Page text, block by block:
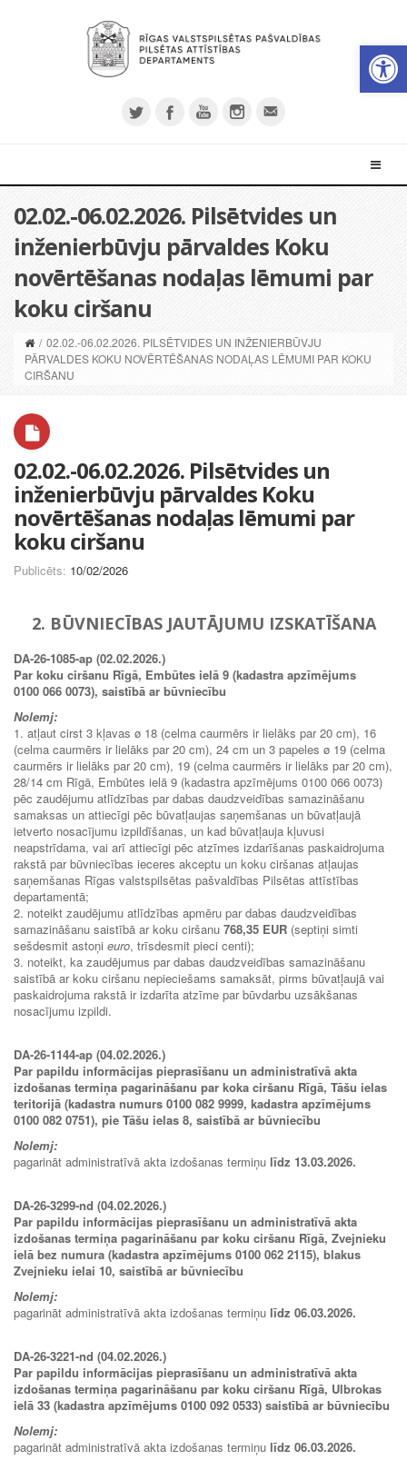
02.02.-06.02.2026. Pilsētvides un
inženierbūvju pārvaldes Koku
novērtēšanas nodaļas lēmumi par
koku ciršanu
/ 02.02.-06.02.2026. PILSĒTVIDES UN INŽENIERBŪVJU
PĀRVALDES KOKU NOVĒRTĒŠANAS NODAĻAS LĒMUMI PAR KOKU
CIRŠANU
02.02.-06.02.2026. Pilsētvides un
inženierbūvju pārvaldes Koku
novērtēšanas nodaļas lēmumi par
koku ciršanu
Publicēts: 10/02/2026
2. BŪVNIECĪBAS JAUTĀJUMU IZSKATĪŠANA
DA-26-1085-ap (02.02.2026.)
Par koku ciršanu Rīgā, Embūtes ielā 9 (kadastra apzīmējums
0100 066 0073), saistībā ar būvniecību
Nolemj:
1. atļaut cirst 3 kļavas ø 18 (celma caurmērs ir lielāks par 20 cm), 16
(celma caurmērs ir lielāks par 20 cm), 24 cm un 3 papeles ø 19 (celma
caurmērs ir lielāks par 20 cm), 19 (celma caurmērs ir lielāks par 20 cm),
28/14 cm Rīgā, Embūtes ielā 9 (kadastra apzīmējums 0100 066 0073)
pēc zaudējumu atlīdzības par dabas daudzveidības samazināšanu
samaksas un attiecīgi pēc būvatļaujas saņemšanas un būvatļaujā
ietverto nosacījumu izpildīšanas, un kad būvatļauja kļuvusi
neapstrīdama, vai arī attiecīgi pēc atzīmes izdarīšanas paskaidrojuma
rakstā par būvniecības ieceres akceptu un koku ciršanas atļaujas
saņemšanas Rīgas valstspilsētas pašvaldības Pilsētas attīstības
departamentā;
2. noteikt zaudējumu atlīdzības apmēru par dabas daudzveidības
samazināšanu saistībā ar koku ciršanu 768,35 EUR (septiņi simti
sešdesmit astoņi euro, trīsdesmit pieci centi);
3. noteikt, ka zaudējumus par dabas daudzveidības samazināšanu
saistībā ar koku ciršanu nepieciešams samaksāt, pirms būvatļaujā vai
paskaidrojuma rakstā ir izdarīta atzīme par būvdarbu uzsākšanas
nosacījumu izpildi.
DA-26-1144-ap (04.02.2026.)
Par papildu informācijas pieprasīšanu un administratīvā akta
izdošanas termiņa pagarināšanu par koka ciršanu Rīgā, Tāšu ielas
teritorijā (kadastra numurs 0100 082 9999, kadastra apzīmējums
0100 082 0751), pie Tāšu ielas 8, saistībā ar būvniecību
Nolemj:
pagarināt administratīvā akta izdošanas termiņu līdz 13.03.2026.
DA-26-3299-nd (04.02.2026.)
Par papildu informācijas pieprasīšanu un administratīvā akta
izdošanas termiņa pagarināšanu par koku ciršanu Rīgā, Zvejnieku
ielā bez numura (kadastra apzīmējums 0100 062 2115), blakus
Zvejnieku ielai 10, saistībā ar būvniecību
Nolemj:
pagarināt administratīvā akta izdošanas termiņu līdz 06.03.2026.
DA-26-3221-nd (04.02.2026.)
Par papildu informācijas pieprasīšanu un administratīvā akta
izdošanas termiņa pagarināšanu par koku ciršanu Rīgā, Ulbrokas
ielā 33 (kadastra apzīmējums 0100 092 0533) saistībā ar būvniecību
Nolemj:
pagarināt administratīvā akta izdošanas termiņu līdz 06.03.2026.